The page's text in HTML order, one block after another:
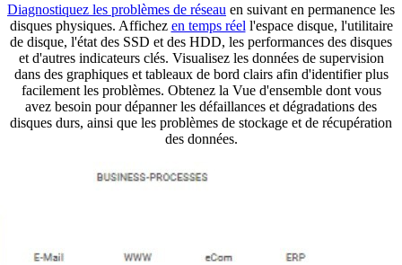
Diagnostiquez les problèmes de réseau en suivant en permanence les
disques physiques. Affichez en temps réel l'espace disque, l'utilitaire
de disque, l'état des SSD et des HDD, les performances des disques
et d'autres indicateurs clés. Visualisez les données de supervision
dans des graphiques et tableaux de bord clairs afin d'identifier plus
facilement les problèmes. Obtenez la Vue d'ensemble dont vous
avez besoin pour dépanner les défaillances et dégradations des
disques durs, ainsi que les problèmes de stockage et de récupération
des données.